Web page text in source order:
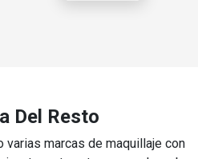
Del Resto
marcas de maquillaje con